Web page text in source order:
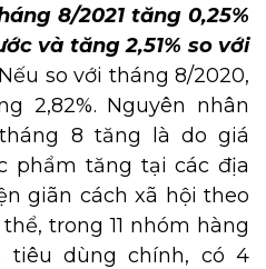
8/2021 tăng 0,25%
và tăng 2,51% so với
Nếu so với tháng 8/2020,
2,82%. Nguyên nhân
8 tăng là do giá
phẩm tăng tại các địa
giãn cách xã hội theo
trong 11 nhóm hàng
tiêu dùng chính, có 4